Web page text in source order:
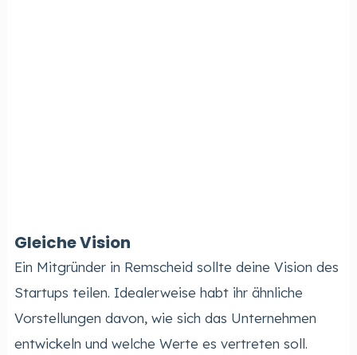
Gleiche Vision
Ein Mitgründer in Remscheid sollte deine Vision des
Startups teilen. Idealerweise habt ihr ähnliche
Vorstellungen davon, wie sich das Unternehmen
entwickeln und welche Werte es vertreten soll.